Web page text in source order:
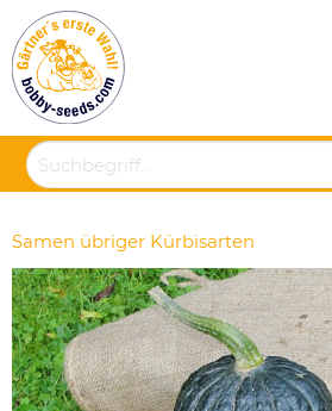
Samen übriger Kürbisarten